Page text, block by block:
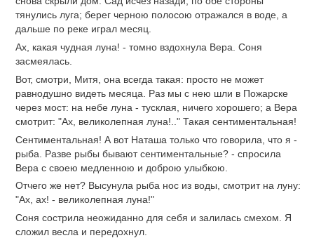
тянулись луга; берег черною полосою отражался в воде, а
дальше по реке играл месяц.
Ах, какая чудная луна! - томно вздохнула Вера. Соня
засмеялась.
Вот, смотри, Митя, она всегда такая: просто не может
равнодушно видеть месяца. Раз мы с нею шли в Пожарске
через мост: на небе луна - тусклая, ничего хорошего; а Вера
смотрит: "Ах, великолепная луна!.." Такая сентиментальная!
Сентиментальная! А вот Наташа только что говорила, что я -
рыба. Разве рыбы бывают сентиментальные? - спросила
Вера с своею медленною и доброю улыбкою.
Отчего же нет? Высунула рыба нос из воды, смотрит на луну:
"Ах, ах! - великолепная луна!"
Соня сострила неожиданно для себя и залилась смехом. Я
сложил весла и передохнул.